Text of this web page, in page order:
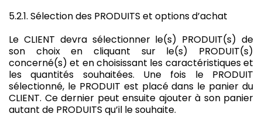
5.2.1. Sélection des PRODUITS et options d’achat
Le CLIENT devra sélectionner le(s) PRODUIT(s) de
son choix en cliquant sur le(s) PRODUIT(s)
concerné(s) et en choisissant les caractéristiques et
les quantités souhaitées. Une fois le PRODUIT
sélectionné, le PRODUIT est placé dans le panier du
CLIENT. Ce dernier peut ensuite ajouter à son panier
autant de PRODUITS qu’il le souhaite.